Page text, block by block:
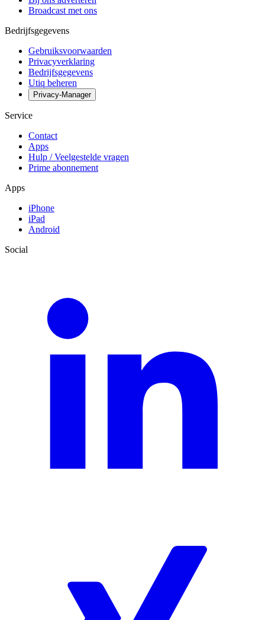
Broadcast met ons
Bedrijfsgegevens
Gebruiksvoorwaarden
Privacyverklaring
Bedrijfsgegevens
Utiq beheren
Privacy-Manager
Service
Contact
Apps
Hulp / Veelgestelde vragen
Prime abonnement
Apps
iPhone
iPad
Android
Social